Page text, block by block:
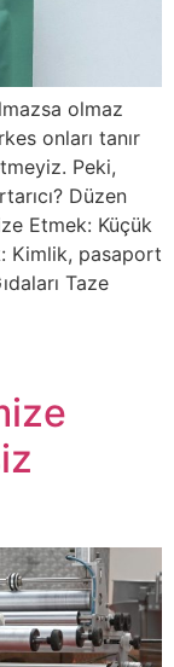
olmaz
onları tanır
Peki,
Düzen
Etmek: Küçük
Kimlik, pasaport
Taze